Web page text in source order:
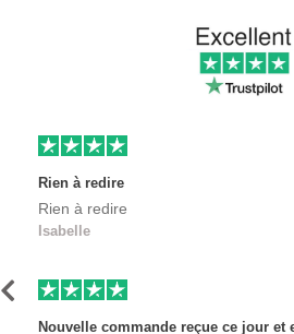
Rien à redire
Rien à redire
Isabelle
Précédent